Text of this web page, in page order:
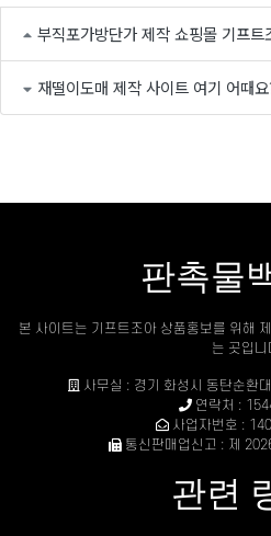
부직포가방단가 제작 쇼핑몰 기프트
재떨이도매 제작 사이트 여기 어때
판촉물
본 사이트는 기프트조아 상품홍보를 위해
는 곳입니
사무실 : 경기 화성시 동탄순환
연락처 :
사업자번호 :
통신판매업신고 : 제
관련